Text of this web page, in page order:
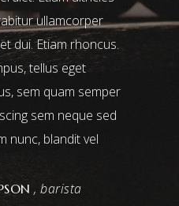
ullamcorper
dui. Etiam rhoncus.
tellus eget
sem quam semper
sem neque sed
nunc, blandit vel
, barista
nostrud